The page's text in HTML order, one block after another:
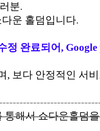
분.
운 홀덤입니다.
정 완료되어,
, 보다 안정적인 서
통해서 쇼다운홀덤